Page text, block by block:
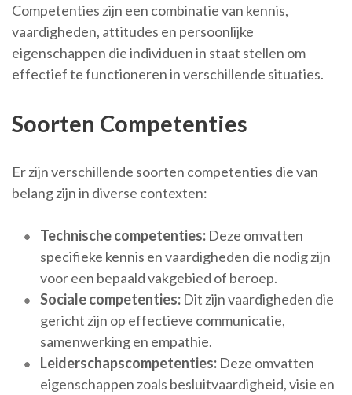
Competenties zijn een combinatie van kennis,
vaardigheden, attitudes en persoonlijke
eigenschappen die individuen in staat stellen om
effectief te functioneren in verschillende situaties.
Soorten Competenties
Er zijn verschillende soorten competenties die van
belang zijn in diverse contexten:
Technische competenties: Deze omvatten
specifieke kennis en vaardigheden die nodig zijn
voor een bepaald vakgebied of beroep.
Sociale competenties: Dit zijn vaardigheden die
gericht zijn op effectieve communicatie,
samenwerking en empathie.
Leiderschapscompetenties: Deze omvatten
eigenschappen zoals besluitvaardigheid, visie en